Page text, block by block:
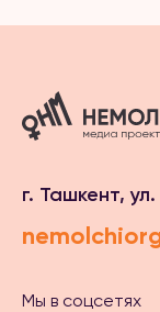
г. Ташкент,
Мы в соцсетях